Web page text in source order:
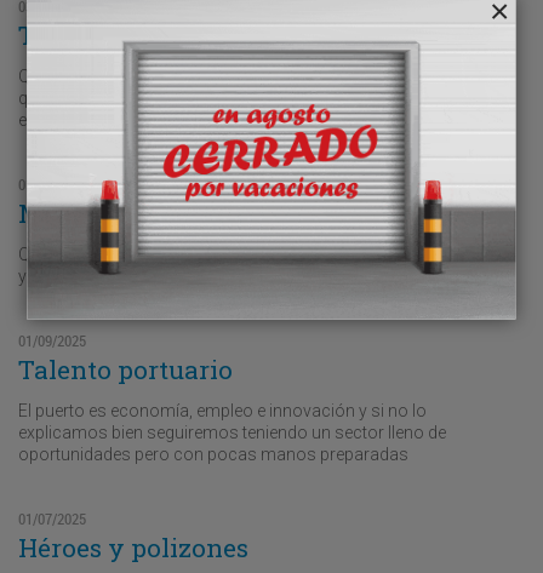
03/11/2025
Travesía tranquila
Que la paz perjudique a las cuentas de resultados revela hasta
qué punto hemos normalizado el conflicto como parte del
equilibro económico
01/10/2025
Mover el muelle
Queda poco para que el estibador deje de tratar contenedores
y gestione algoritmos.
01/09/2025
Talento portuario
El puerto es economía, empleo e innovación y si no lo
explicamos bien seguiremos teniendo un sector lleno de
oportunidades pero con pocas manos preparadas
01/07/2025
Héroes y polizones